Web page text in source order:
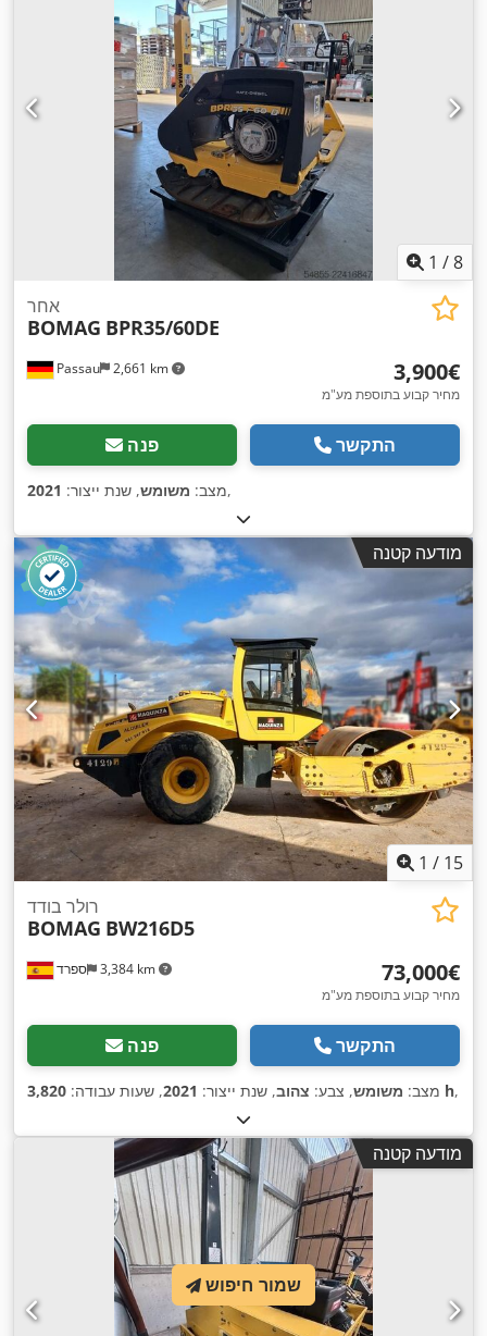
1 /8
Passau 2,661 km
אחר
BOMAG BPR35/60DE
‏3,900 ‏€
מחיר קבוע בתוספת מע"מ
פנה התקשר
מצב: משומש, שנת ייצור: 2021 ,
מודעה קטנה
1 / 15
ספרד 3,384 km
רולר בודד
BOMAG BW216D5
‏73,000 ‏€
מחיר קבוע בתוספת מע"מ
פנה התקשר
מצב: משומש, צבע: צהוב, שנת ייצור: 2021, שעות עבודה: 3,820 h,
מודעה קטנה
שמור חיפוש